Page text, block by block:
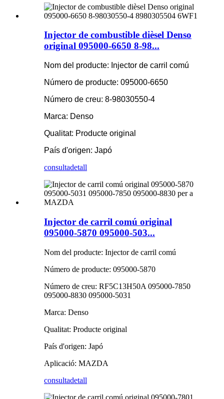
Injector de combustible dièsel Denso
original 095000-6650 8-98...
Nom del producte: Injector de carril comú
Número de producte: 095000-6650
Número de creu: 8-98030550-4
Marca: Denso
Qualitat: Producte original
País d'origen: Japó
consultadetall
Injector de carril comú original
095000-5870 095000-503...
Nom del producte: Injector de carril comú
Número de producte: 095000-5870
Número de creu: RF5C13H50A 095000-7850
095000-8830 095000-5031
Marca: Denso
Qualitat: Producte original
País d'origen: Japó
Aplicació: MAZDA
consultadetall